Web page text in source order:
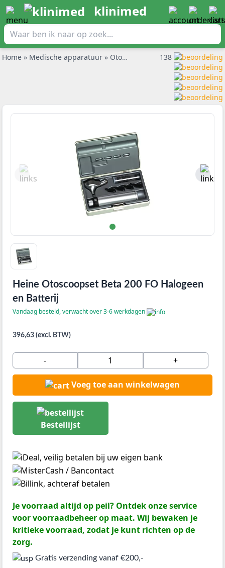
klinimed
Home » Medische apparatuur » Otoscoop Heine Otoscoopset
138
Heine Otoscoopset Beta 200 FO Halogeen
en Batterij
Vandaag besteld, verwacht over 3-6 werkdagen
396,63 (excl. BTW)
- +
Voeg toe aan winkelwagen
Bestellijst
Je voorraad altijd op peil? Ontdek onze service
voor voorraadbeheer op maat. Wij bewaken je
kritieke voorraad, zodat je kunt richten op de
zorg.
Gratis verzending vanaf €200,-